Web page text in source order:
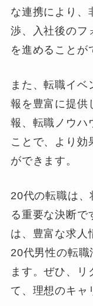
な連携により、
渉、入社後のフ
を進めることが
また、転職イ
報を豊富に提供
報、転職ノウハ
ことで、より効
ができます。
20代の転職は
る重要な決断で
は、豊富な求人
20代男性の転職
ます。ぜひ、リ
て、理想のキャ